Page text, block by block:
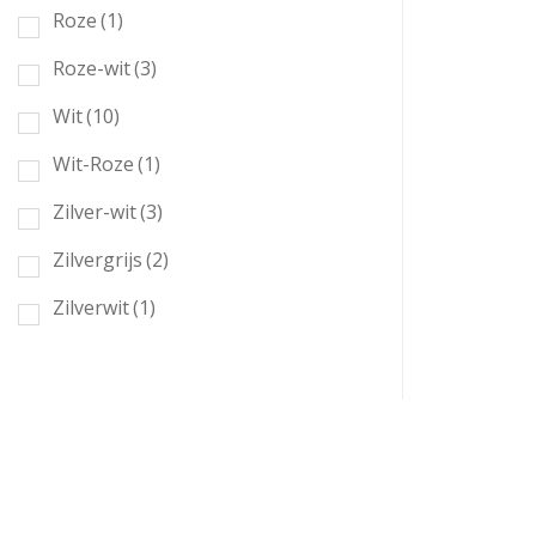
Roze(1)
Roze-wit(3)
Wit(10)
Wit-Roze(1)
Zilver-wit(3)
Zilvergrijs(2)
Zilverwit(1)